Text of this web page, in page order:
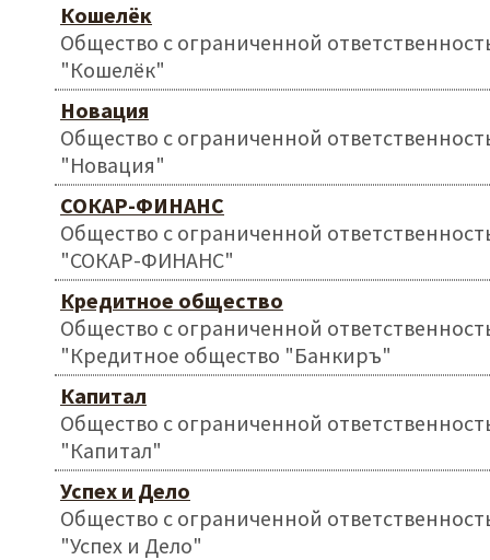
Кошелёк
Общество с ограниченной
"Кошелёк"
Новация
Общество с ограниченной
"Новация"
СОКАР-ФИНАНС
Общество с ограниченной
"СОКАР-ФИНАНС"
Кредитное общество
Общество с ограниченной
"Кредитное общество "Банкиръ"
Капитал
Общество с ограниченной
"Капитал"
Успех и Дело
Общество с ограниченной
"Успех и Дело"